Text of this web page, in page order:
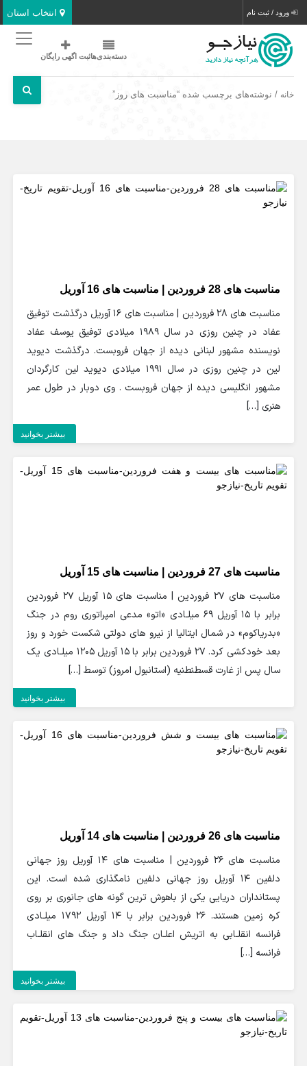
انتخاب استان ورود / ثبت نام
دسته‌بندی‌هاثبت اگهی رایگان
خانه / نوشته‌های برچسب شده “مناسبت های روز”
مناسبت های 28 فروردین | مناسبت های 16 آوریل
مناسبت های 28 فروردین | مناسبت های 16 آوریل درگذشت توفیق
عفاد در چنین روزی در سال 1989 میلادی توفیق یوسف عفاد
نویسنده مشهور لبنانی دیده از جهان فروبست. درگذشت دیوید
لین در چنین روزی در سال 1991 میلادی دیوید لین کارگردان
مشهور انگلیسی دیده از جهان فروبست . وی دوبار در طول عمر
هنری […]
بیشتر بخوانید
مناسبت های 27 فروردین | مناسبت های 15 آوریل
مناسبت های 27 فروردین | مناسبت های 15 آوریل 27 فروردین
برابر با 15 آوریل 69 میلـادی «اتو» مدعی امپراتوری روم در جنگ
«بدریاکوم» در شمال ایتالیا از نیرو های دولتی شکست خورد و روز
بعد خودکشی کرد. 27 فروردین برابر با 15 آوریل 1205 میلـادی یک
سال پس از غارت قسطنطنیه (استانبول امروز) توسط […]
بیشتر بخوانید
مناسبت های 26 فروردین | مناسبت های 14 آوریل
مناسبت های 26 فروردین | مناسبت های 14 آوریل روز جهانی
دلفین 14 آوریل روز جهانی دلفین نامگذاری شده است. این
پستانداران دریایی یکی از باهوش ترین گونه های جانوری بر روی
کره زمین هستند. 26 فروردین برابر با 14 آوریل 1792 میلـادی
فرانسه انقلـابی به اتریش اعلـان جنگ داد و جنگ های انقلـاب
فرانسه […]
بیشتر بخوانید